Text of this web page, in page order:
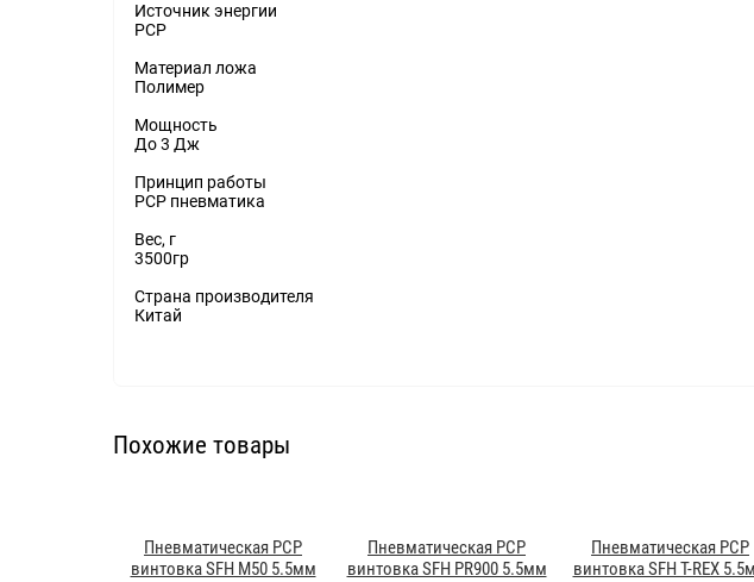
Источник энергии
PCP
Материал ложа
Полимер
Мощность
До 3 Дж
Принцип работы
PCP пневматика
Вес, г
3500гр
Страна производителя
Китай
Похожие товары
Пневматическая PCP
винтовка SFH M50 5.5мм
Пневматическая PCP
винтовка SFH PR900 5.5мм
Пневматическая PCP
винтовка SFH T-REX